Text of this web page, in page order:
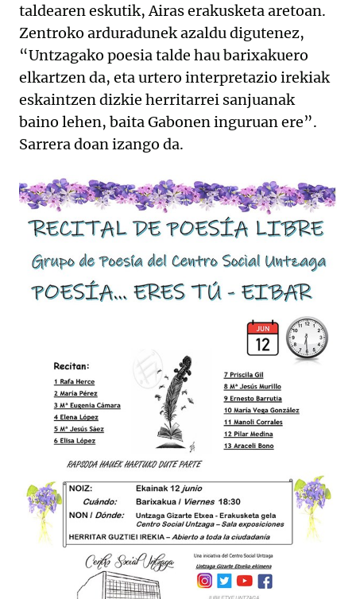
taldearen eskutik, Airas erakusketa aretoan.
Zentroko arduradunek azaldu digutenez,
“Untzagako poesia talde hau barixakuero
elkartzen da, eta urtero interpretazio irekiak
eskaintzen dizkie herritarrei sanjuanak
baino lehen, baita Gabonen inguruan ere”.
Sarrera doan izango da.